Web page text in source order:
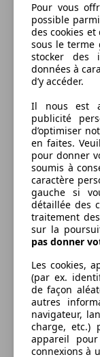
Pour vous
possible
des cookies et
sous le terme
stocker des
données à
d’y accéder.
Il nous est
publicité
d’optimiser
en faites.
pour donner
soumis à
caractère
gauche si
détaillée des
traitement
sur la
pas donner
Les cookies,
(par ex.
de façon
autres
navigateur,
charge, etc.)
appareil
connexions à